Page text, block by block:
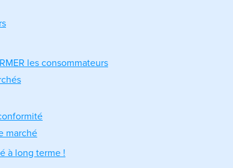
les consommateurs
marché
à long terme !